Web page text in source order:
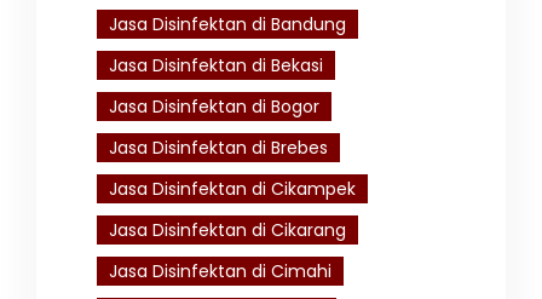
Jasa Disinfektan di Bandung
Jasa Disinfektan di Bekasi
Jasa Disinfektan di Bogor
Jasa Disinfektan di Brebes
Jasa Disinfektan di Cikampek
Jasa Disinfektan di Cikarang
Jasa Disinfektan di Cimahi